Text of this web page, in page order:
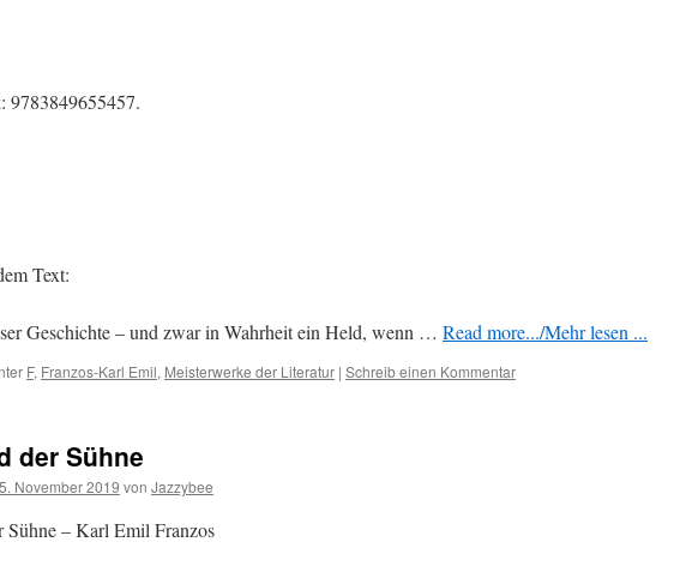
9783849655457.
Text:
Geschichte – und zwar in Wahrheit ein Held, wenn … Read more.../Mehr lesen ...
F, Franzos-Karl Emil, Meisterwerke der Literatur | Schreib einen Kommentar
der Sühne
November 2019 von Jazzybee
Sühne – Karl Emil Franzos